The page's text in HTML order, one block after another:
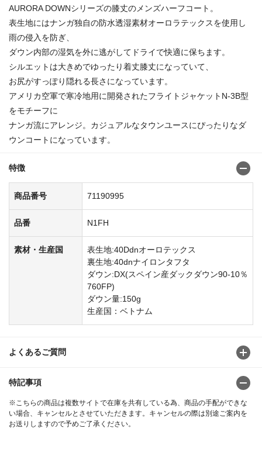
AURORA DOWNシリーズの膝丈のメンズハーフコート。
表生地にはナンガ独自の防水透湿素材オーロラテックスを使用し
雨の侵入を防ぎ、
ダウン内部の湿気を外に逃がしてドライで快適に保ちます。
シルエットは大きめでゆったり着丈膝丈になっていて、
お尻がすっぽり隠れる長さになっています。
アメリカ空軍で寒冷地用に開発されたフライトジャケットN-3B型
をモチーフに
ナンガ流にアレンジ。カジュアルなタウンユースにぴったりなダ
ウンコートになっています。
特徴
商品番号 71190995
品番 N1FH
素材・生産国
表生地:40Ddnオーロテックス
裏生地:40dnナイロンタフタ
ダウン:DX(スペイン産ダックダウン90-10％
760FP)
ダウン量:150g
生産国：ベトナム
よくあるご質問
特記事項
※こちらの商品は複数サイトで在庫を共有している為、商品の手配ができな
い場合、キャンセルとさせていただきます。キャンセルの際は別途ご案内を
お送りしますので予めご了承ください。